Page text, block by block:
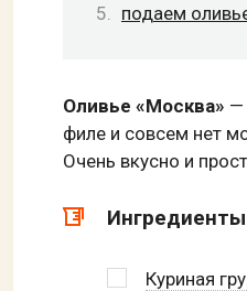
подаем
Оливье «Москва» —
филе и совсем нет
Очень вкусно и
Ингредиенты
Куриная